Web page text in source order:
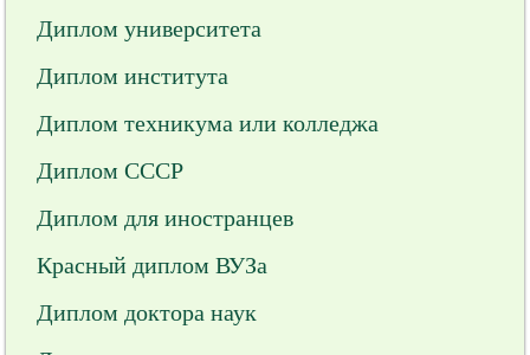
Диплом университета
Диплом института
Диплом техникума или колледжа
Диплом СССР
Диплом для иностранцев
Красный диплом ВУЗа
Диплом доктора наук